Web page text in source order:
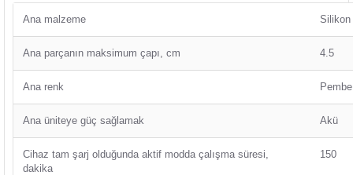
Ana malzeme Silikon
Ana parçanın maksimum çapı, cm 4.5
Ana renk Pembe
Ana üniteye güç sağlamak Akü
Cihaz tam şarj olduğunda aktif modda çalışma süresi,
dakika
150